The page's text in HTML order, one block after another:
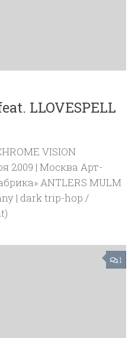
LLOVESPELL
VISION
2009 | Москва Арт-
ANTLERS MULM
| dark trip-hop /
1